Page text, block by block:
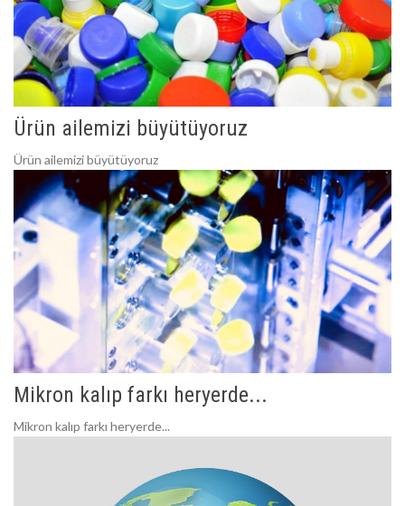
Ürün ailemizi büyütüyoruz
Ürün ailemizi büyütüyoruz
Mikron kalıp farkı heryerde...
Mikron kalıp farkı heryerde...